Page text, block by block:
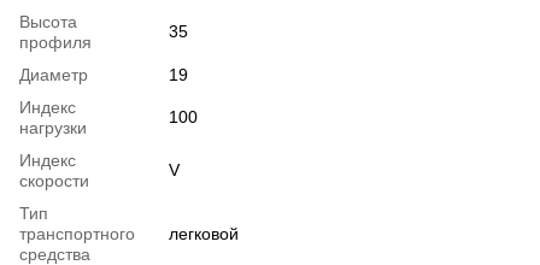
Высота
профиля
35
Диаметр
19
Индекс
нагрузки
100
Индекс
скорости
V
Тип
транспортного
средства
легковой